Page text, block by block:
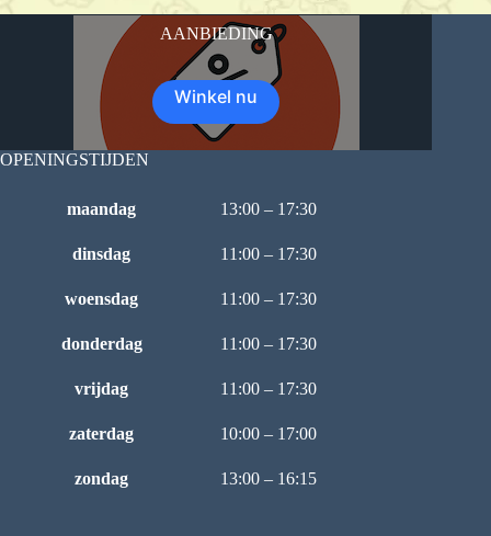
AANBIEDING
Winkel nu
OPENINGSTIJDEN
maandag 13:00 – 17:30
dinsdag 11:00 – 17:30
woensdag 11:00 – 17:30
donderdag 11:00 – 17:30
vrijdag 11:00 – 17:30
zaterdag 10:00 – 17:00
zondag 13:00 – 16:15